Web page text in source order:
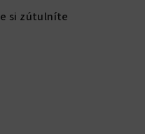
si zútulníte